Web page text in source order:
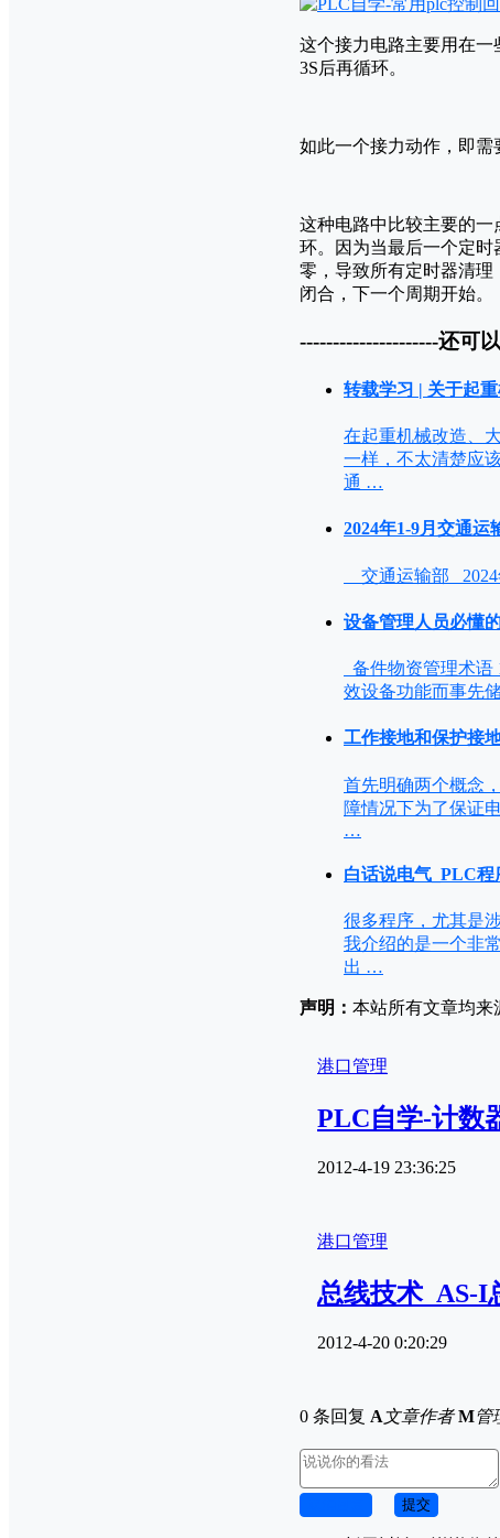
这个接力电路主要用在一
3S后再循环。
如此一个接力动作，即需
这种电路中比较主要的
环。因为当最后一个定
零，导致所有定时器清理
闭合，下一个周期开始。
---------------------还可
转载学习 | 关于起
在起重机械改造、
一样，不太清楚应
通 …
2024年1-9月交通运
交通运输部
设备管理人员必懂
备件物资管理术语
效设备功能而事先
工作接地和保护接
首先明确两个概念
障情况下为了保证
…
白话说电气_PLC程
很多程序，尤其是
我介绍的是一个非
出 …
声明： 本站所有文章均来
港口管理
PLC自学-计数
2012-4-19 23:36:25
港口管理
总线技术_AS-I
2012-4-20 0:20:29
0 条回复 A文章作者 M管
提交